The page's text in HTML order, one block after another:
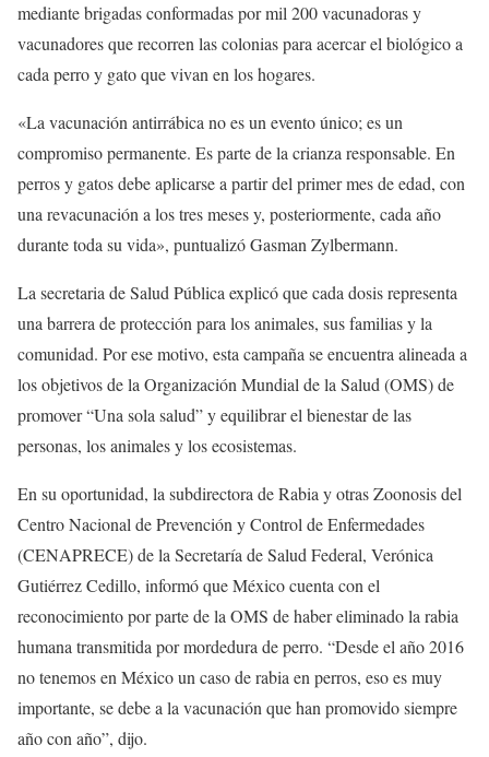
mediante brigadas conformadas por mil 200 vacunadoras y
vacunadores que recorren las colonias para acercar el biológico a
cada perro y gato que vivan en los hogares.
«La vacunación antirrábica no es un evento único; es un
compromiso permanente. Es parte de la crianza responsable. En
perros y gatos debe aplicarse a partir del primer mes de edad, con
una revacunación a los tres meses y, posteriormente, cada año
durante toda su vida», puntualizó Gasman Zylbermann.
La secretaria de Salud Pública explicó que cada dosis representa
una barrera de protección para los animales, sus familias y la
comunidad. Por ese motivo, esta campaña se encuentra alineada a
los objetivos de la Organización Mundial de la Salud (OMS) de
promover “Una sola salud” y equilibrar el bienestar de las
personas, los animales y los ecosistemas.
En su oportunidad, la subdirectora de Rabia y otras Zoonosis del
Centro Nacional de Prevención y Control de Enfermedades
(CENAPRECE) de la Secretaría de Salud Federal, Verónica
Gutiérrez Cedillo, informó que México cuenta con el
reconocimiento por parte de la OMS de haber eliminado la rabia
humana transmitida por mordedura de perro. “Desde el año 2016
no tenemos en México un caso de rabia en perros, eso es muy
importante, se debe a la vacunación que han promovido siempre
año con año”, dijo.